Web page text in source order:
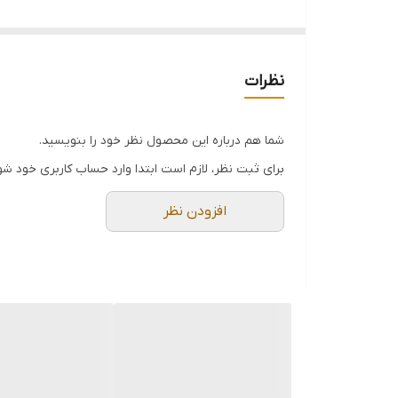
نظرات
شما هم درباره این محصول نظر خود را بنویسید.
برای ثبت نظر، لازم است ابتدا وارد حساب کاربری خود
افزودن نظر